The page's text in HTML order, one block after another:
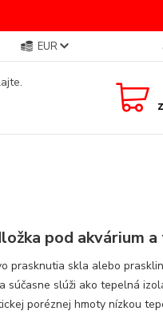
EUR
pod akvárium
prasknutia skla alebo
súčasne slúži ako tepelná
poréznej hmoty nízkou